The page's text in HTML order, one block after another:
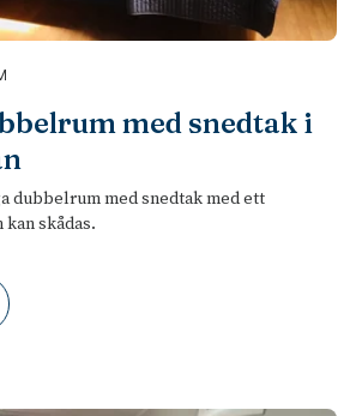
med snedtak i
dubbelrum med snedtak med ett
skådas.